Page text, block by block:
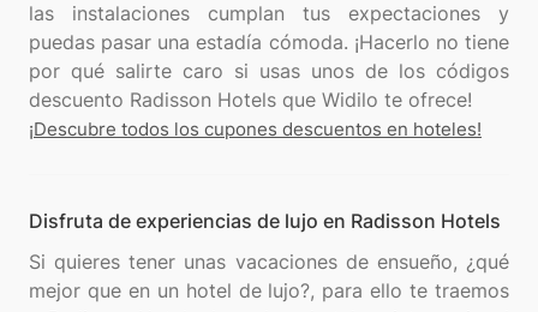
las instalaciones cumplan tus expectaciones y
puedas pasar una estadía cómoda. ¡Hacerlo no tiene
por qué salirte caro si usas unos de los códigos
¡Descubre todos los cupones descuentos en hoteles!
Disfruta de experiencias de lujo en Radisson Hotels
Si quieres tener unas vacaciones de ensueño, ¿qué
mejor que en un hotel de lujo?, para ello te traemos